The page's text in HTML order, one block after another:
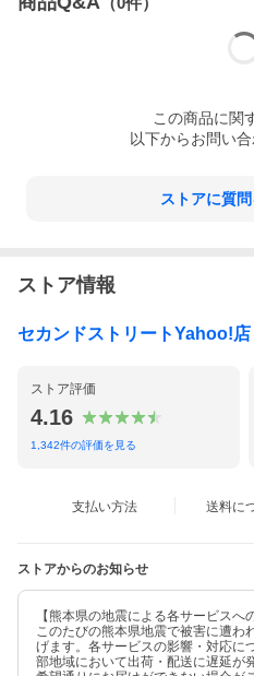
の店頭にて販売しております。
■出品店舗情報
この商品に関
以下からお問い合
ストアに質
ストア情報
セカンドストリートYahoo!店
ストア評価
4.16
1,342件の評価を見る
支払い方法 送料に
ストアからのお知らせ
【熊本県の地震による各サービスへ
このたびの熊本県地震で被害に遭わ
げます。各サービスの影響・対応に
部地域において出荷・配送に遅延が